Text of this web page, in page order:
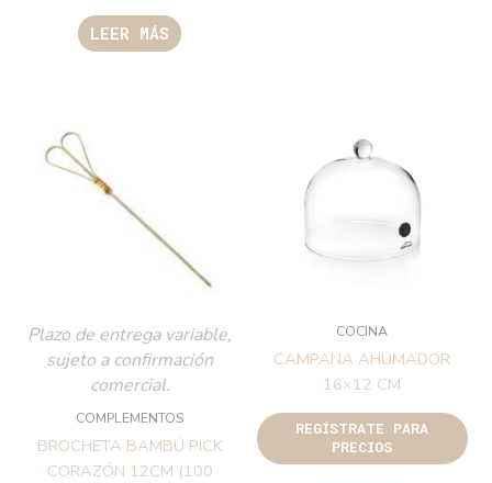
LEER MÁS
Plazo de entrega variable,
sujeto a confirmación
comercial.
COMPLEMENTOS
BROCHETA BAMBÚ PICK
CORAZÓN 12CM (100
COCINA
CAMPANA AHUMADOR
16×12 CM
REGÍSTRATE PARA
PRECIOS